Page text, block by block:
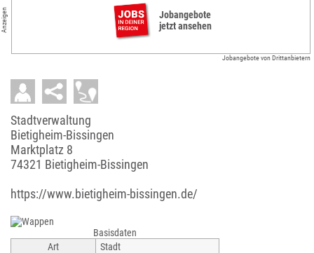
Anzeigen
Jobangebote
jetzt ansehen
Jobangebote von Drittanbietern
Stadtverwaltung
Bietigheim-Bissingen
Marktplatz 8
74321 Bietigheim-Bissingen
https://www.bietigheim-bissingen.de/
Basisdaten
Art
Stadt